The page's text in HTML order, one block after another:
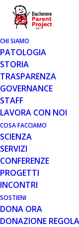
CHI SIAMO
PATOLOGIA
STORIA
TRASPARENZA
GOVERNANCE
STAFF
LAVORA CON NOI
COSA FACCIAMO
SCIENZA
SERVIZI
CONFERENZE
PROGETTI
INCONTRI
SOSTIENI
DONA ORA
DONAZIONE
AREA SCIENZA PP
31 LUG 2018
CLINICI